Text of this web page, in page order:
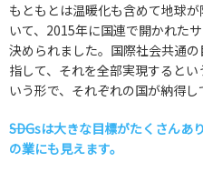
もともとは温暖化も含めて地球
いて、2015年に国連で開かれた
決められました。国際社会共通
指して、それを全部実現すると
いう形で、それぞれの国が納得し
――SDGsは大きな目標がたくさん
の業にも見えます。